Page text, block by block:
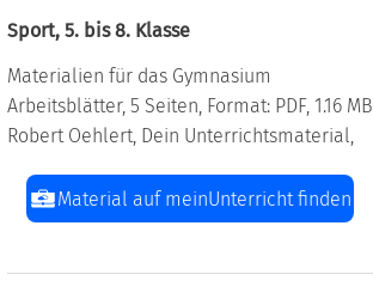
Sport, 5. bis 8. Klasse
Materialien für das Gymnasium
Arbeitsblätter, 5 Seiten, Format: PDF, 1.16 MB
Robert Oehlert, Dein Unterrichtsmaterial,
Material auf meinUnterricht finden